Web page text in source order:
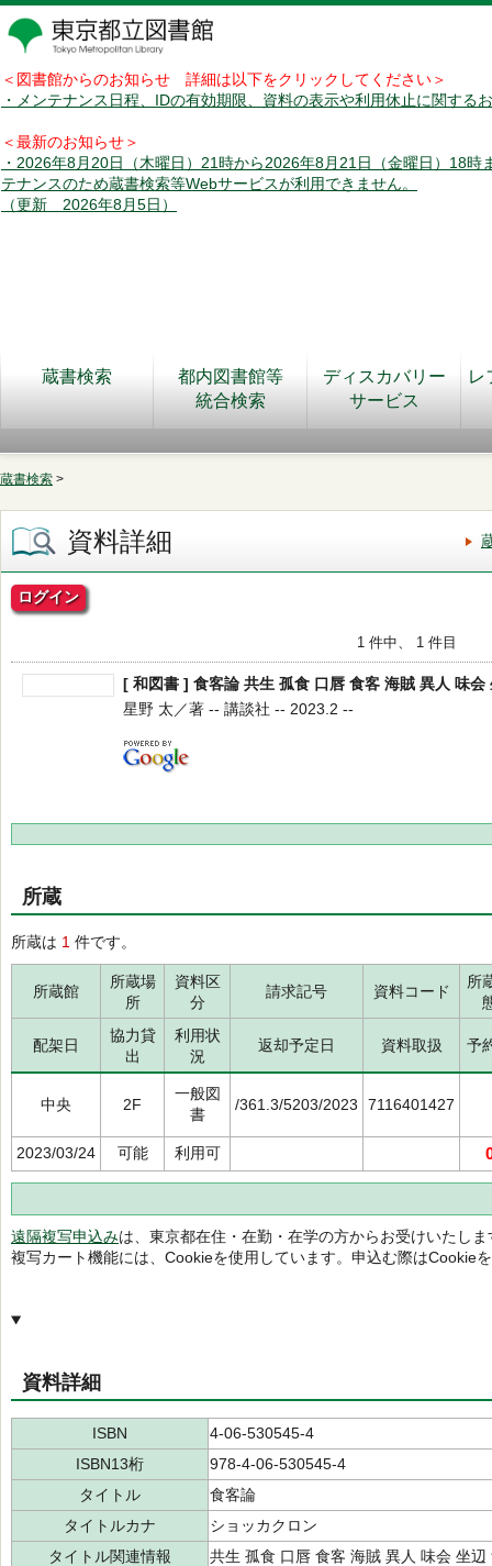
＜図書館からのお知らせ 詳細は以下をクリックしてください＞
・メンテナンス日程、IDの有効期限、資料の表示や利用休止に関する
＜最新のお知らせ＞
・2026年8月20日（木曜日）21時から2026年8月21日（金曜日）18時
テナンスのため蔵書検索等Webサービスが利用できません。
（更新 2026年8月5日）
蔵書検索
都内図書館等
統合検索
ディスカバリー
サービス
レ
蔵書検索 >
資料詳細
ログイン
1 件中、 1 件目
[ 和図書 ] 食客論 共生 孤食 口唇 食客 海賊 異人 味会
星野 太／著 -- 講談社 -- 2023.2 --
所蔵
所蔵は 1 件です。
所蔵館
所蔵場
所
資料区
分
請求記号 資料コード
所
配架日
協力貸
出
利用状
況
返却予定日 資料取扱 予
中央 2F
一般図
書
/361.3/5203/2023 7116401427
2023/03/24 可能 利用可
遠隔複写申込みは、東京都在住・在勤・在学の方からお受けいたしま
複写カート機能には、Cookieを使用しています。申込む際はCookie
資料詳細
ISBN
4-06-530545-4
ISBN13桁
978-4-06-530545-4
タイトル
食客論
タイトルカナ
ショッカクロン
タイトル関連情報
共生 孤食 口唇 食客 海賊 異人 味会 坐辺